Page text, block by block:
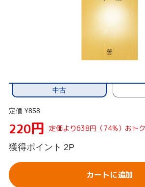
中古
定価 ¥858
220円 定価より638円（74%）おトク
獲得ポイント 2P
カートに追加